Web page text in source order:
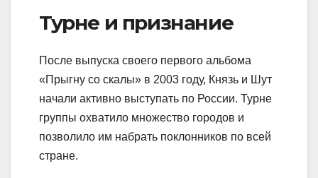
Турне и признание
После выпуска своего первого альбома
«Прыгну со скалы» в 2003 году, Князь и Шут
начали активно выступать по России. Турне
группы охватило множество городов и
позволило им набрать поклонников по всей
стране.